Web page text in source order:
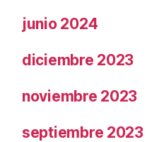
junio 2024
diciembre 2023
noviembre 2023
septiembre 2023